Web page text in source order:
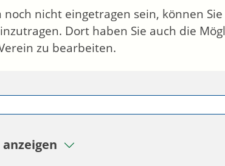
noch nicht eingetragen sein, können
Dort haben Sie auch die
zu bearbeiten.